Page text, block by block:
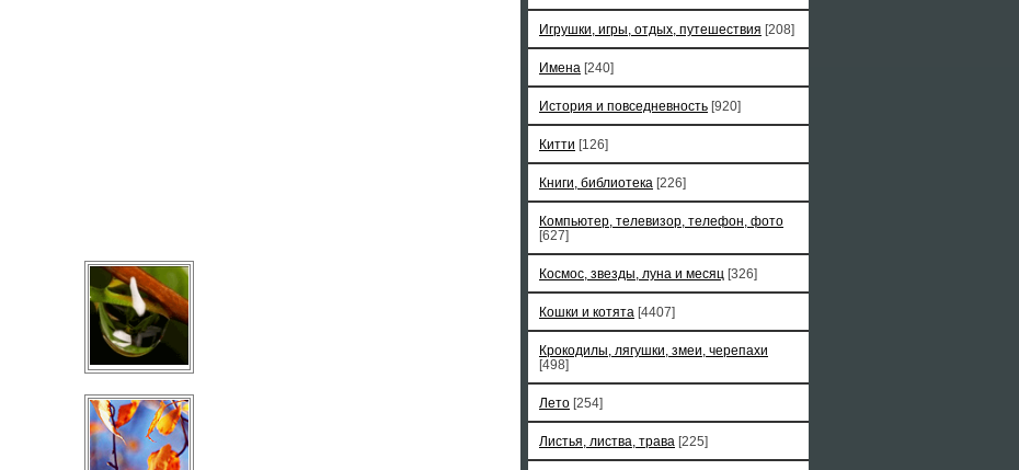
Игрушки, игры, отдых, путешествия [208]
Имена [240]
История и повседневность [920]
Китти [126]
Книги, библиотека [226]
Компьютер, телевизор, телефон, фото
[627]
Космос, звезды, луна и месяц [326]
Кошки и котята [4407]
Крокодилы, лягушки, змеи, черепахи
[498]
Лето [254]
Листья, листва, трава [225]